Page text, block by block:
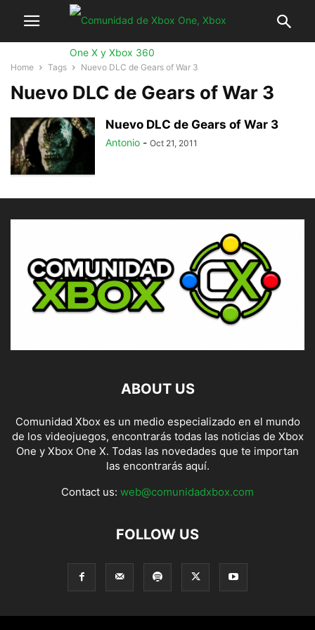
Home Tags Nuevo DLC de Gears of War 3
Nuevo DLC de Gears of War 3
Nuevo DLC de Gears of War 3
Antonio - Oct 21, 2011
ABOUT US
Comunidad Xbox es un medio especializado en el mundo
de los videojuegos, encontrarás todas las noticias de Xbox
One y Xbox One X. Todas las novedades que te importan
las encontrarás aquí.
Contact us: web@comunidadxbox.com
FOLLOW US